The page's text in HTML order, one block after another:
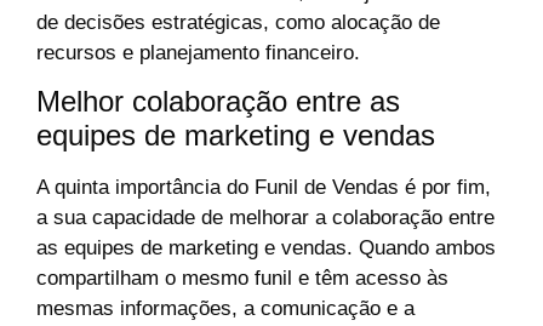
de decisões estratégicas, como alocação de
recursos e planejamento financeiro.
Melhor colaboração entre as
equipes de marketing e vendas
A quinta importância do Funil de Vendas é por fim,
a sua capacidade de melhorar a colaboração entre
as equipes de marketing e vendas. Quando ambos
compartilham o mesmo funil e têm acesso às
mesmas informações, a comunicação e a